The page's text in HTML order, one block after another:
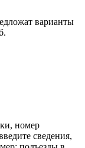
варианты
номер
сведения,